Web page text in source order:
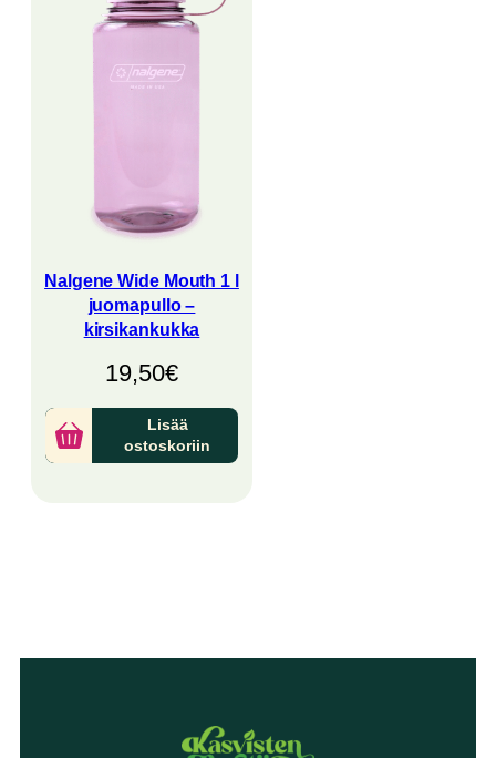
Nalgene Wide Mouth 1 l
juomapullo –
kirsikankukka
19,50€
Lisää
ostoskoriin